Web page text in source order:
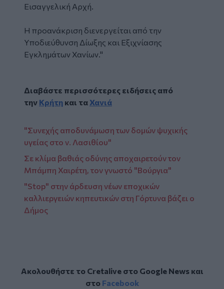
Εισαγγελική Αρχή.
Η προανάκριση διενεργείται από την
Υποδιεύθυνση Δίωξης και Εξιχνίασης
Εγκλημάτων Χανίων."
Διαβάστε περισσότερες ειδήσεις από
την Κρήτη και τα Χανιά
"Συνεχής αποδυνάμωση των δομών ψυχικής
υγείας στο ν. Λασιθίου"
Σε κλίμα βαθιάς οδύνης αποχαιρετούν τον
Μπάμπη Χαιρέτη, τον γνωστό "Βούργια"
"Stop" στην άρδευση νέων εποχικών
καλλιεργειών κηπευτικών στη Γόρτυνα βάζει ο
Δήμος
Ακολουθήστε το Cretalive στο Google Newsκαι
στο Facebook